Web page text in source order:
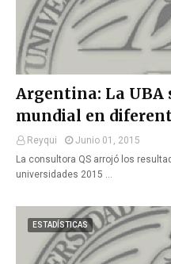
Argentina: La UBA
mundial en
Reyqui
Junio 01, 2015
La consultora QS arrojó los
universidades 2015 …
ESTADÍSTICAS